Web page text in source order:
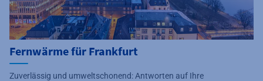
Fernwärme für Frankfurt
Zuverlässig und umweltschonend: Antworten auf Ihre